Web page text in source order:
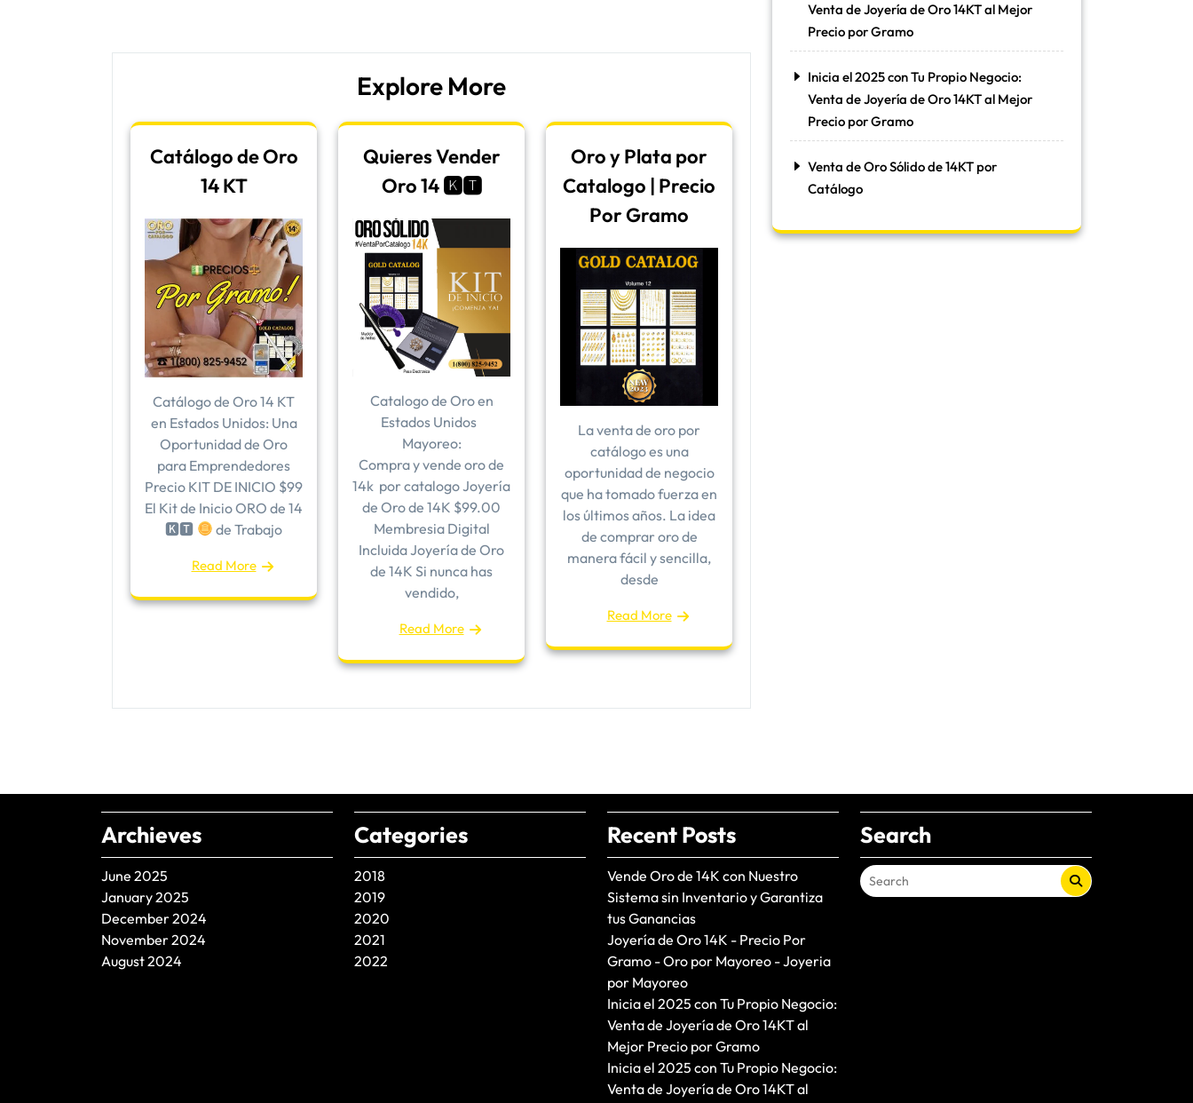
Explore More
Catálogo de Oro
14 KT
Catálogo de Oro 14 KT
en Estados Unidos: Una
Oportunidad de Oro
para Emprendedores
Precio KIT DE INICIO $99
El Kit de Inicio ORO de 14
🅺🆃
de Trabajo
Read More
Quieres Vender
Oro 14 🅺🆃
Catalogo de Oro en
Estados Unidos ​
Mayoreo:
Compra y vende oro de
14k por catalogo Joyería
de Oro de 14K $99.00
Membresia Digital
Incluida Joyería de Oro
de 14K Si nunca has
vendido,
Read More
Oro y Plata por
Catalogo | Precio
Por Gramo
La venta de oro por
catálogo es una
oportunidad de negocio
que ha tomado fuerza en
los últimos años. La idea
de comprar oro de
manera fácil y sencilla,
desde
Read More
Venta de Joyería de Oro 14KT al Mejor
Precio por Gramo
Inicia el 2025 con Tu Propio Negocio:
Venta de Joyería de Oro 14KT al Mejor
Precio por Gramo
Venta de Oro Sólido de 14KT por
Catálogo
Archieves
June 2025
January 2025
December 2024
November 2024
August 2024
Categories
2018
2019
2020
2021
2022
Recent Posts
Vende Oro de 14K con Nuestro
Sistema sin Inventario y Garantiza
tus Ganancias
Joyería de Oro 14K - Precio Por
Gramo - Oro por Mayoreo - Joyeria
por Mayoreo
Inicia el 2025 con Tu Propio Negocio:
Venta de Joyería de Oro 14KT al
Mejor Precio por Gramo
Inicia el 2025 con Tu Propio Negocio:
Venta de Joyería de Oro 14KT al
Search